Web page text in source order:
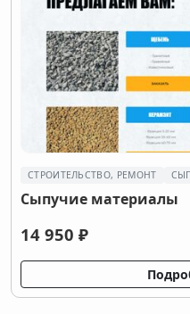
СТРОИТЕЛЬСТВО, РЕМОНТ
Сыпучие материалы
14 950 ₽